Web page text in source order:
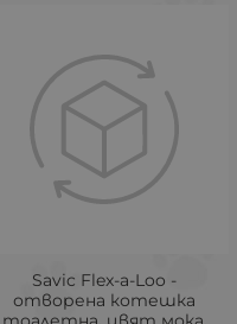
Savic Flex-a-Loo -
отворена котешка